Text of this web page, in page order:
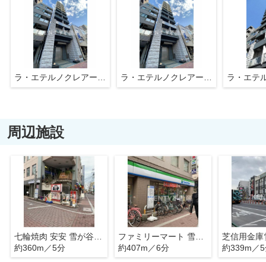
ラ・エテルノクレアート南雪谷 ラ・エテルノクレアート南雪谷
周辺施設
約360m／5分
ファミリーマート 雪谷大塚店
約407m／6分
芝信用金庫
約339m／